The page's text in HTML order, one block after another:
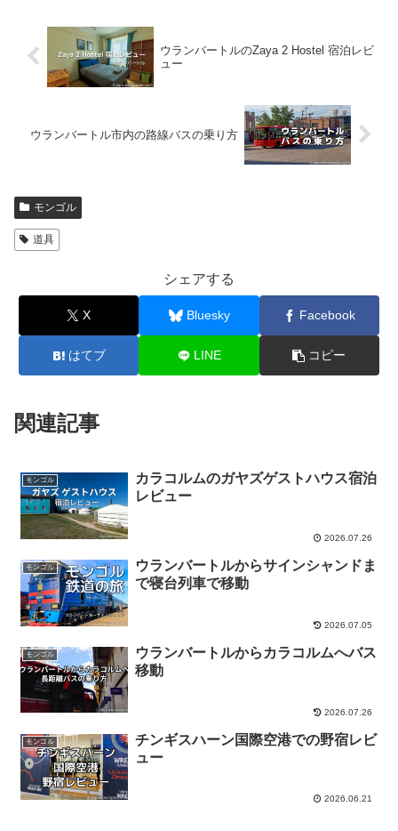
ウランバートルのZaya 2 Hostel 宿泊レビ
ュー
ウランバートル市内の路線バスの乗り方
モンゴル
道具
シェアする
X Bluesky Facebook
はてブ LINE コピー
関連記事
モンゴル
カラコルムのガヤズゲストハウス宿泊
レビュー
2026.07.26
モンゴル
ウランバートルからサインシャンドま
で寝台列車で移動
2026.07.05
モンゴル
ウランバートルからカラコルムへバス
移動
2026.07.26
モンゴル
チンギスハーン国際空港での野宿レビ
ュー
2026.06.21